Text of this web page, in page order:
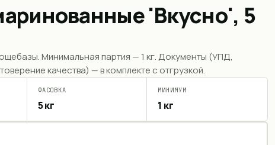
'Вкусно', 5
Минимальная партия —1 кг. Документы (УПД,
качества) — в комплекте с отгрузкой.
ФАСОВКА
5 кг
МИНИМУМ
1 кг